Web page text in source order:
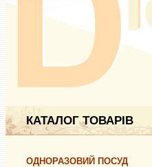
КАТАЛОГ ТОВАРІВ
ОДНОРАЗОВИЙ ПОСУД